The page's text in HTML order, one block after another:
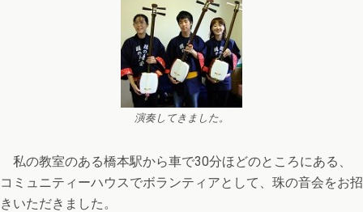
演奏してきました。
私の教室のある橋本駅から車で30分ほどのところにある、
コミュニティーハウスでボランティアとして、珠の音会をお招
きいただきました。